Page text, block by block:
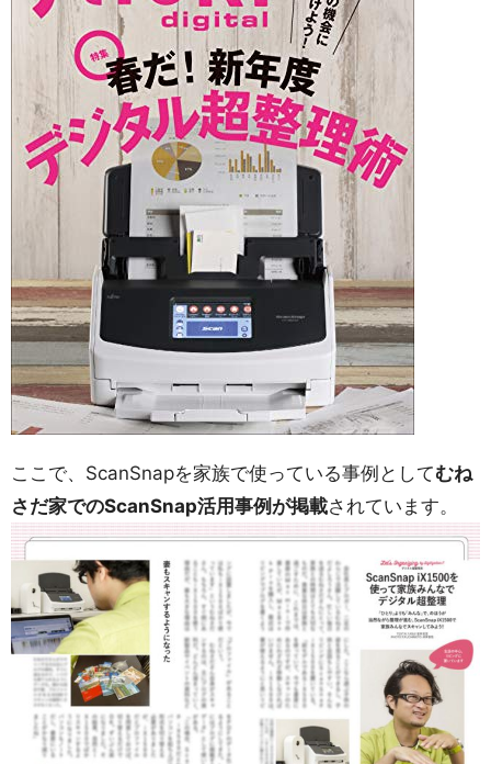
ここで、ScanSnapを家族で使っている事例としてむね
さだ家でのScanSnap活用事例が掲載されています。